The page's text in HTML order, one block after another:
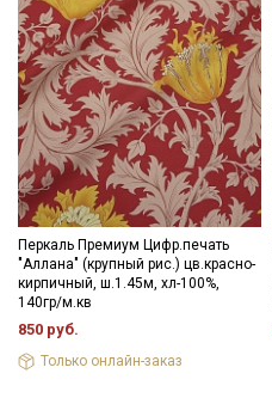
Перкаль Премиум Цифр.печать
"Аллана" (крупный рис.) цв.красно-
кирпичный, ш.1.45м, хл-100%,
140гр/м.кв
850 руб.
Только онлайн-заказ